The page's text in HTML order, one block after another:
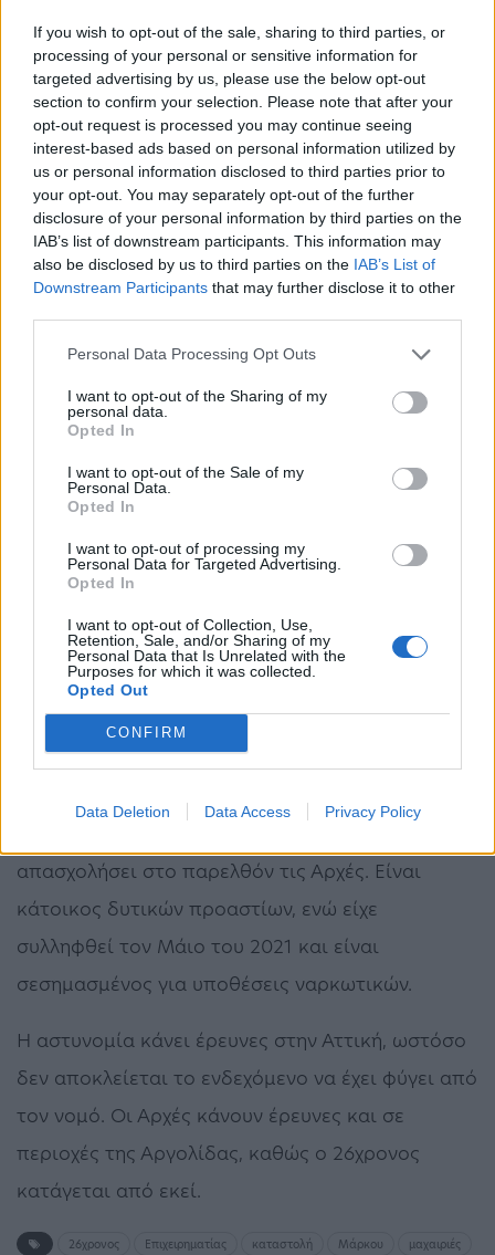
If you wish to opt-out of the sale, sharing to third parties, or
processing of your personal or sensitive information for
targeted advertising by us, please use the below opt-out
section to confirm your selection. Please note that after your
opt-out request is processed you may continue seeing
interest-based ads based on personal information utilized by
us or personal information disclosed to third parties prior to
your opt-out. You may separately opt-out of the further
disclosure of your personal information by third parties on the
IAB’s list of downstream participants. This information may
also be disclosed by us to third parties on the IAB’s List of
Downstream Participants that may further disclose it to other
Personal Data Processing Opt Outs
I want to opt-out of the Sharing of my
personal data.
Opted In
I want to opt-out of the Sale of my
Personal Data.
Opted In
I want to opt-out of processing my
Personal Data for Targeted Advertising.
Opted In
I want to opt-out of Collection, Use,
Retention, Sale, and/or Sharing of my
Personal Data that Is Unrelated with the
Purposes for which it was collected.
Opted Out
CONFIRM
Data Deletion Data Access Privacy Policy
Στο βίντεο που κατέγραψαν οι κάμερες
ασφαλείας ο επιχειρηματίας και η παρέα του
εμφανίζονται γύρω στη 01:30 να μπαίνουν στο
μαγαζί.
Εκεί βρισκόταν ήδη η παρέα του δράστη, ο
οποίος εισήλθε στο μαγαζί γύρω στις 03:00,
σύμφωνα με όσα κατέγραψαν οι κάμερες. Ο
αργότερα έφυγαν.
Ο επιχειρηματίας και η παρέα του έφυγαν από το
μαγαζί 7 λεπτά μετά την αναχώρηση του δράστη.
Στο βίντεο που κατέγραψαν οι κάμερες
κανένας διαπληκτισμός, κάτι που επιβεβαίωσε
στο MEGA πως η ένταση σημειώθηκε όσο
περίμεναν στην σειρά στην καντίνα.
Το προφίλ του δράστη
Ο άνδρας που μαχαίρωσε 15 φορές τον
απασχολήσει στο παρελθόν τις Αρχές. Είναι
κάτοικος δυτικών προαστίων, ενώ είχε
συλληφθεί τον Μάιο του 2021 και είναι
σεσημασμένος για υποθέσεις ναρκωτικών.
Η αστυνομία κάνει έρευνες στην Αττική, ωστόσο
δεν αποκλείεται το ενδεχόμενο να έχει φύγει από
τον νομό. Οι Αρχές κάνουν έρευνες και σε
περιοχές της Αργολίδας, καθώς ο 26χρονος
κατάγεται από εκεί.
26χρονος Επιχειρηματίας καταστολή Μάρκου μαχαιριές